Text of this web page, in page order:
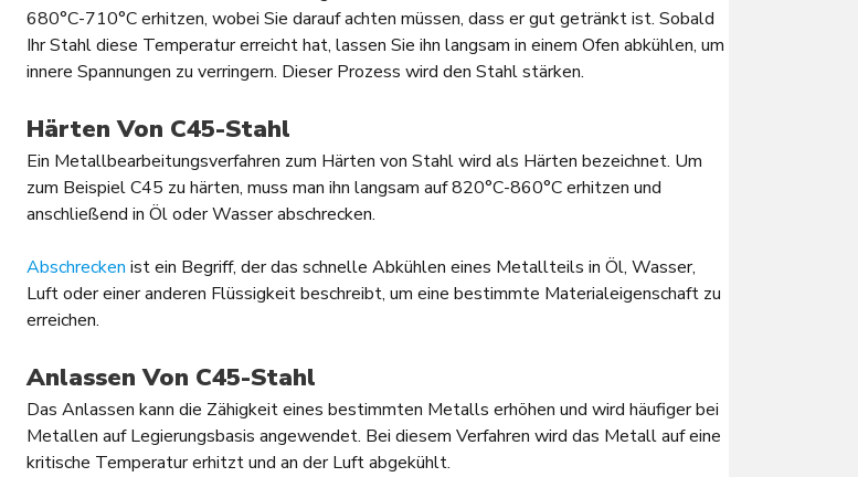
680°С-710°С erhitzen, wobei Sie darauf achten müssen, dass er gut getränkt ist. Sobald
Ihr Stahl diese Temperatur erreicht hat, lassen Sie ihn langsam in einem Ofen abkühlen, um
innere Spannungen zu verringern. Dieser Prozess wird den Stahl stärken.
Härten Von C45-Stahl
Ein Metallbearbeitungsverfahren zum Härten von Stahl wird als Härten bezeichnet. Um
zum Beispiel C45 zu härten, muss man ihn langsam auf 820°С-860°С erhitzen und
anschließend in Öl oder Wasser abschrecken.
Abschrecken ist ein Begriff, der das schnelle Abkühlen eines Metallteils in Öl, Wasser,
Luft oder einer anderen Flüssigkeit beschreibt, um eine bestimmte Materialeigenschaft zu
erreichen.
Anlassen Von C45-Stahl
Das Anlassen kann die Zähigkeit eines bestimmten Metalls erhöhen und wird häufiger bei
Metallen auf Legierungsbasis angewendet. Bei diesem Verfahren wird das Metall auf eine
kritische Temperatur erhitzt und an der Luft abgekühlt.